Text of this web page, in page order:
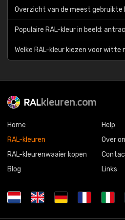
Overzicht van de meest gebruikte
Populaire RAL-kleur in beeld:
Welke RAL-kleur kiezen voor witte
RALkleuren.com
Home
RAL-kleuren
RAL-kleurenwaaier kopen
Blog
Help
Over
Links